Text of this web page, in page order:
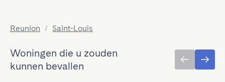
Reunion / Saint-Louis
Woningen die u zouden
kunnen bevallen